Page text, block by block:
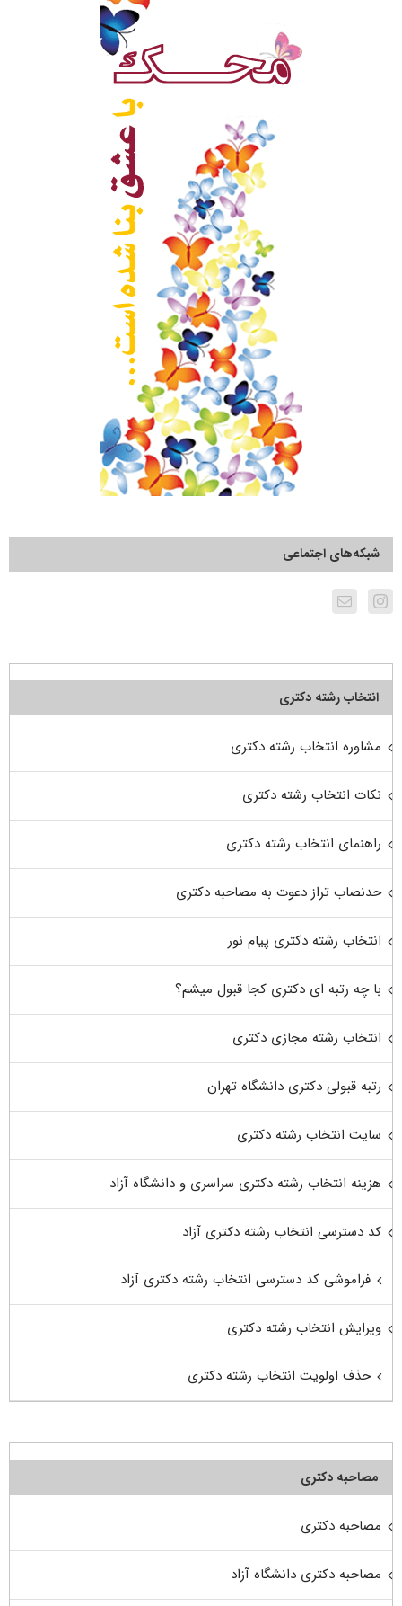
شبکه‌های اجتماعی
انتخاب رشته دکتری
مشاوره انتخاب رشته دکتری
نکات انتخاب رشته دکتری
راهنمای انتخاب رشته دکتری
حدنصاب تراز دعوت به مصاحبه دکتری
انتخاب رشته دکتری پیام نور
با چه رتبه ای دکتری کجا قبول میشم؟
انتخاب رشته مجازی دکتری
رتبه قبولی دکتری دانشگاه تهران
سایت انتخاب رشته دکتری
هزینه انتخاب رشته دکتری سراسری و دانشگاه آزاد
کد دسترسی انتخاب رشته دکتری آزاد
فراموشی کد دسترسی انتخاب رشته دکتری آزاد
ویرایش انتخاب رشته دکتری
حذف اولویت انتخاب رشته دکتری
مصاحبه دکتری
مصاحبه دکتری
مصاحبه دکتری دانشگاه آزاد